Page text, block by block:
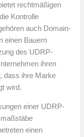
rechtmäßigen
Kontrolle
auch Domain-
einen Bauern
des UDRP-
ihren
dass ihre Marke
wird.
einer UDRP-
einen